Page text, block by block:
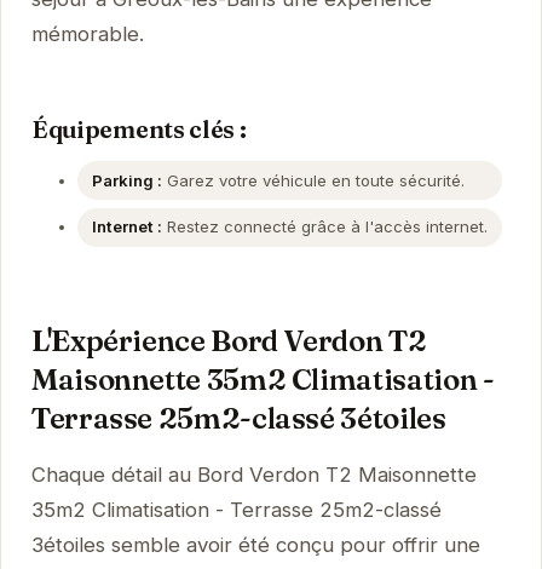
mémorable.
Équipements clés :
Parking : Garez votre véhicule en toute sécurité.
Internet : Restez connecté grâce à l'accès internet.
L'Expérience Bord Verdon T2
Maisonnette 35m2 Climatisation -
Terrasse 25m2-classé 3étoiles
Chaque détail au Bord Verdon T2 Maisonnette
35m2 Climatisation - Terrasse 25m2-classé
3étoiles semble avoir été conçu pour offrir une